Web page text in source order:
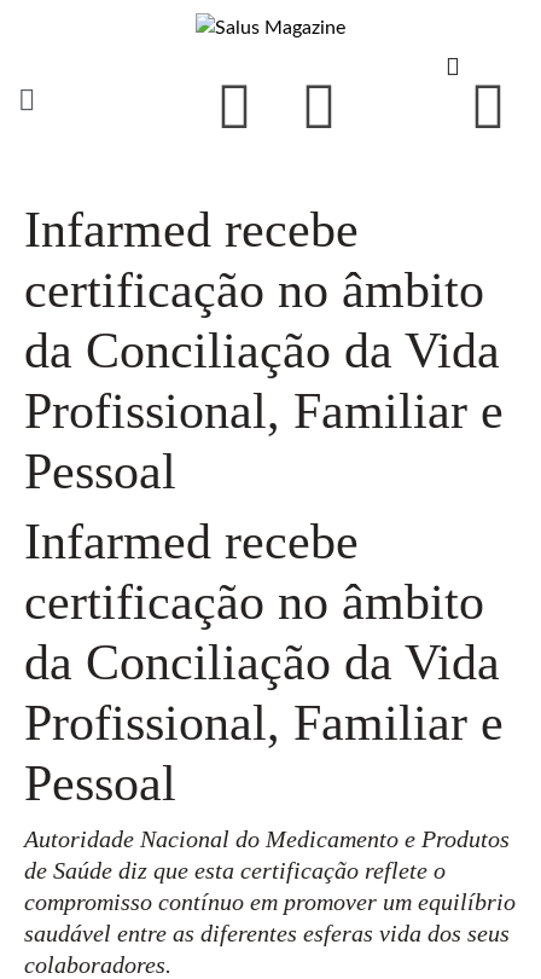
Infarmed recebe
certificação no âmbito
da Conciliação da Vida
Profissional, Familiar e
Pessoal
Infarmed recebe
certificação no âmbito
da Conciliação da Vida
Profissional, Familiar e
Pessoal
Autoridade Nacional do Medicamento e Produtos
de Saúde diz que esta certificação reflete o
compromisso contínuo em promover um equilíbrio
saudável entre as diferentes esferas vida dos seus
colaboradores.